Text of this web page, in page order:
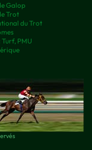
Galop
Trot
du Trot
PMU